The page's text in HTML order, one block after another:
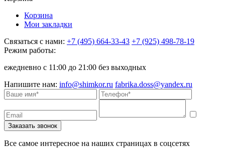
Корзина
Мои закладки
Связаться с нами: +7 (495) 664-33-43 +7 (925) 498-78-19
Режим работы:
ежедневно с 11:00 до 21:00 без выходных
Напишите нам: info@shimkor.ru fabrika.doss@yandex.ru
Все самое интересное на наших страницах в соцсетях